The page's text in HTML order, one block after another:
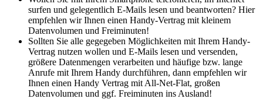
surfen und gelegentlich E-Mails lesen und beantworten? Hier
empfehlen wir Ihnen einen Handy-Vertrag mit kleinem
Datenvolumen und Freiminuten!
Sollten Sie alle gegegeben Möglichkeiten mit Ihrem Handy-
Vertrag nutzen wollen und E-Mails lesen und versenden,
größere Datenmengen verarbeiten und häufige bzw. lange
Anrufe mit Ihrem Handy durchführen, dann empfehlen wir
Ihnen einen Handy Vertrag mit All-Net-Flat, großen
Datenvolumen und ggf. Freiminuten ins Ausland!